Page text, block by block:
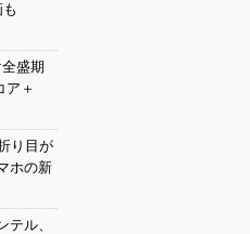
盛期
ア＋
り目が
ホの新
テル、